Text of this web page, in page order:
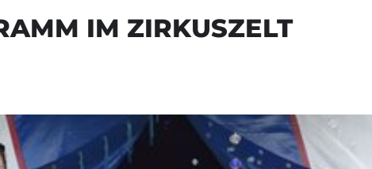
IM ZIRKUSZELT